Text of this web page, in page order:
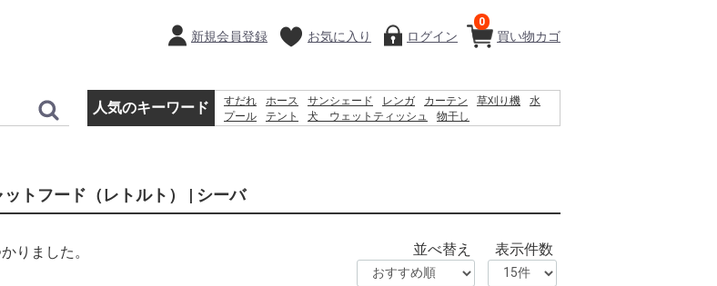
買い物カゴ
0
新規会員登録 お気に入り ログイン
人気のキーワード すだれ ホース サンシェード レンガ カーテン 草刈り機
水
プール
テント 犬 ウェットティッシュ
物干し
トフード（レトルト） | シーバ
りました。 並べ替え 表示件数